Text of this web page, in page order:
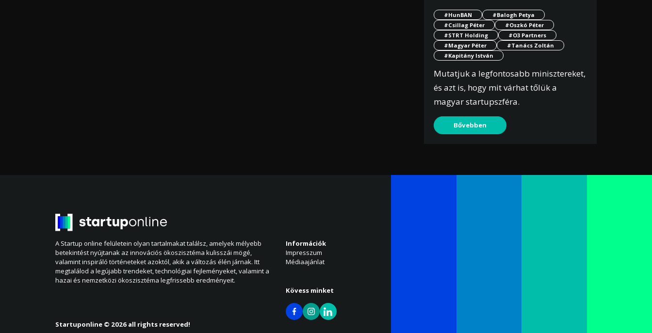
#HunBAN
#Balogh Petya
#Csillag Péter
#Oszkó Péter
#STRT Holding
#O3 Partners
#Magyar Péter
#Tanács Zoltán
#Kapitány István
Mutatjuk a legfontosabb minisztereket,
és azt is, hogy mit várhat tőlük a
magyar startupszféra.
Bővebben
A Startup online felületein olyan tartalmakat találsz, amelyek mélyebb
betekintést nyújtanak az innovációs ökoszisztéma kulisszái mögé,
valamint inspiráló történeteket azoktól, akik a változás élén járnak. Itt
megtalálod a legújabb trendeket, technológiai fejleményeket, valamint a
hazai és nemzetközi ökoszisztéma legfrissebb eredményeit.
Információk
Impresszum
Médiaajánlat
Kövess minket
Startuponline © 2026 all rights reserved!